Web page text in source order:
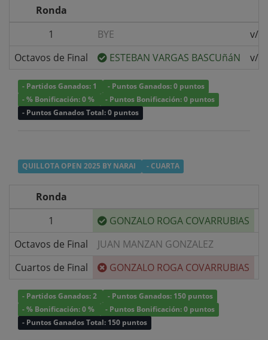
Ronda
1
BYE
v/s
Octavos de Final
ESTEBAN VARGAS BASCUñáN v/s
- Partidos Ganados: 1
- Puntos Ganados: 0 puntos
- % Bonificación: 0 %
- Puntos Bonificación: 0 puntos
- Puntos Ganados Total: 0 puntos
QUILLOTA OPEN 2025 BY NARAI - CUARTA
Ronda
1
GONZALO ROGA COVARRUBIAS
Octavos de Final
JUAN MANZAN GONZALEZ
Cuartos de Final
GONZALO ROGA COVARRUBIAS
- Partidos Ganados: 2
- Puntos Ganados: 150 puntos
- % Bonificación: 0 %
- Puntos Bonificación: 0 puntos
- Puntos Ganados Total: 150 puntos